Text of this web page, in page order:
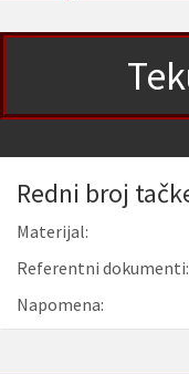
Redni broj
Materijal:
Referentni dokumenti:
Napomena: